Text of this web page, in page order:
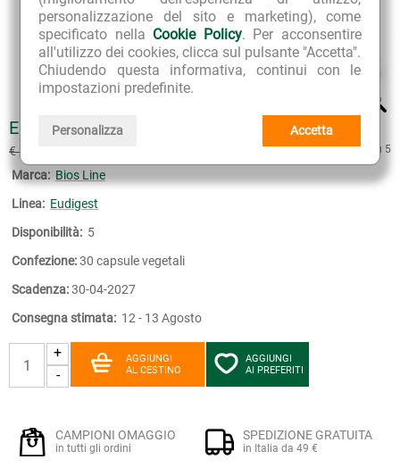
personalizzazione del sito e marketing), come
specificato nella Cookie Policy. Per acconsentire
all'utilizzo dei cookies, clicca sul pulsante "Accetta".
Chiudendo questa informativa, continui con le
impostazioni predefinite.
Personalizza Accetta
EUDIGEST NO-GAS
€ 11.00 4 su 5
Marca: Bios Line
Linea: Eudigest
Disponibilità: 5
Confezione:30 capsule vegetali
Scadenza:30-04-2027
Consegna stimata: 12 - 13 Agosto
+
-
AGGIUNGI
AL CESTINO
AGGIUNGI
AI PREFERITI
CAMPIONI OMAGGIO
in tutti gli ordini
SPEDIZIONE GRATUITA
in Italia da 49 €